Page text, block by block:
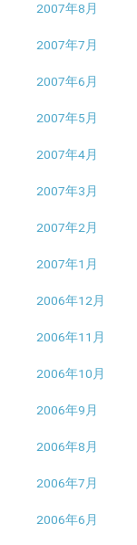
2007年8月
2007年7月
2007年6月
2007年5月
2007年4月
2007年3月
2007年2月
2007年1月
2006年12月
2006年11月
2006年10月
2006年9月
2006年8月
2006年7月
2006年6月